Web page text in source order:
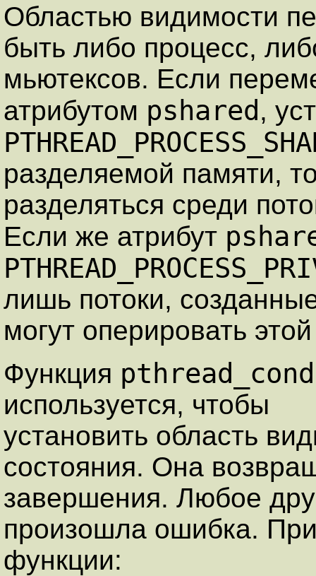
Областью видимости
быть либо процесс,
мьютексов. Если
атрибутом pshared ,
разделяемой памяти,
разделяться среди
Если же атрибут
лишь потоки,
могут оперировать
Функция
используется, чтобы
установить область
состояния. Она
завершения. Любое
произошла ошибка.
функции: